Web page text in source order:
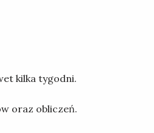
kilka tygodni.
oraz obliczeń.